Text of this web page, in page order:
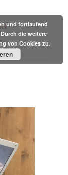
und fortlaufend
die weitere
von Cookies zu.